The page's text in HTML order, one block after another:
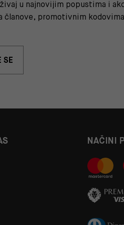
u najnovijim popustima i
članove, promotivnim
SE
NAČINI